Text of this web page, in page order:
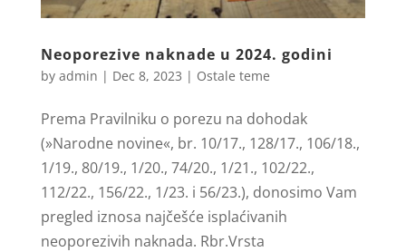
Neoporezive naknade u 2024. godini
by admin | Dec 8, 2023 | Ostale teme
Prema Pravilniku o porezu na dohodak
(»Narodne novine«, br. 10/17., 128/17., 106/18.,
1/19., 80/19., 1/20., 74/20., 1/21., 102/22.,
112/22., 156/22., 1/23. i 56/23.), donosimo Vam
pregled iznosa najčešće isplaćivanih
neoporezivih naknada. Rbr.Vrsta